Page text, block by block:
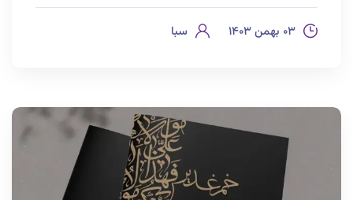
۰۳ بهمن ۱۴۰۳ سبا